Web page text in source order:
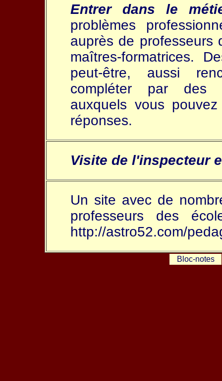
Entrer dans le
problèmes
auprès de professeurs
maîtres-formatrices.
peut-être, aussi
compléter par des
auxquels vous
réponses.
Visite de l'inspecteur
Un site avec de
professeurs des
http://astro52.com/
Bloc-notes